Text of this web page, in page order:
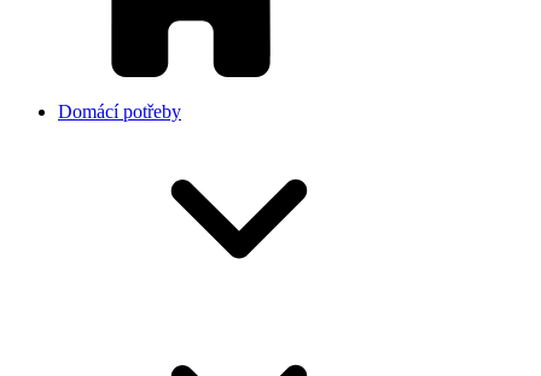
Domácí potřeby